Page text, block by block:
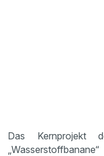
Das Kernprojekt